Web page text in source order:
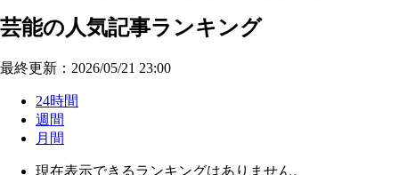
芸能の人気記事ランキング
最終更新：2026/05/21 23:00
24時間
週間
月間
現在表示できるランキングはありません。